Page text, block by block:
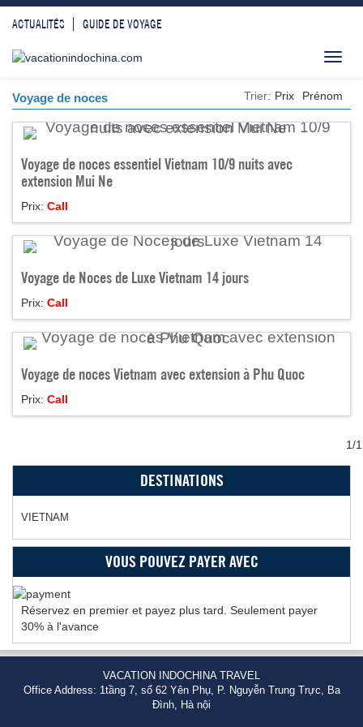
ACTUALITÉS GUIDE DE VOYAGE
Voyage de noces Trier: Prix Prénom
Voyage de noces essentiel Vietnam 10/9 nuits avec
extension Mui Ne
Prix: Call
Voyage de Noces de Luxe Vietnam 14 jours
Prix: Call
Voyage de noces Vietnam avec extension à Phu Quoc
Prix: Call
1/1
DESTINATIONS
VIETNAM
VOUS POUVEZ PAYER AVEC
Réservez en premier et payez plus tard. Seulement payer
30% à l'avance
VACATION INDOCHINA TRAVEL
Office Address: 1tầng 7, số 62 Yên Phụ, P. Nguyễn Trung Trực, Ba
Đình, Hà nội